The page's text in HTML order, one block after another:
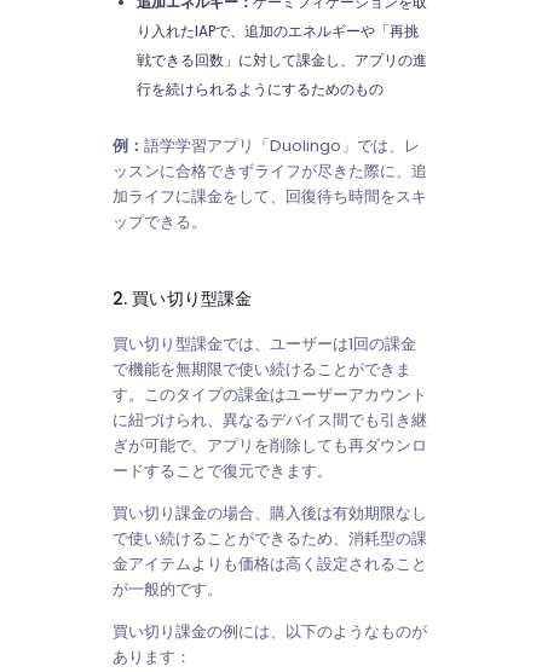
り入れたIAPで、追加のエネルギーや「再挑
戦できる回数」に対して課金し、アプリの進
行を続けられるようにするためのもの
例： 語学学習アプリ「Duolingo」では、レ
ッスンに合格できずライフが尽きた際に、追
加ライフに課金をして、回復待ち時間をスキ
ップできる。
2. 買い切り型課金
買い切り型課金では、ユーザーは1回の課金
で機能を無期限で使い続けることができま
す。このタイプの課金はユーザーアカウント
に紐づけられ、異なるデバイス間でも引き継
ぎが可能で、アプリを削除しても再ダウンロ
ードすることで復元できます。
買い切り課金の場合、購入後は有効期限なし
で使い続けることができるため、消耗型の課
金アイテムよりも価格は高く設定されること
が一般的です。
買い切り課金の例には、以下のようなものが
あります：